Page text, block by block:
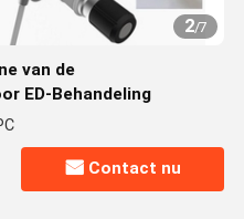
2/7
van de
ED-Behandeling
Contact nu